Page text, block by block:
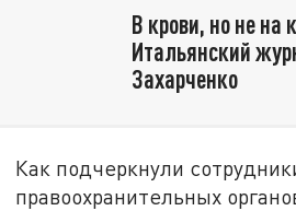
В крови, но не на
Итальянский
Захарченко
Как подчеркнули
правоохранительных